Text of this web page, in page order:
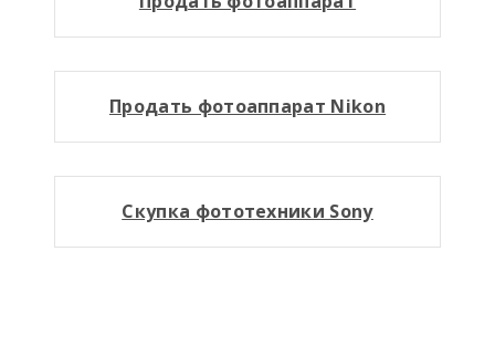
Продать фотоаппарат Nikon
Скупка фототехники Sony